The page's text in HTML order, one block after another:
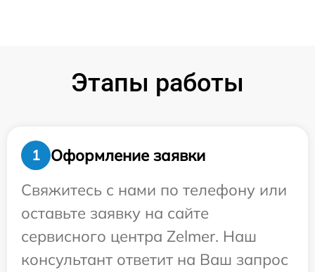
Этапы работы
1
Оформление заявки
Свяжитесь с нами по телефону или
оставьте заявку на сайте
сервисного центра Zelmer. Наш
консультант ответит на Ваш запрос